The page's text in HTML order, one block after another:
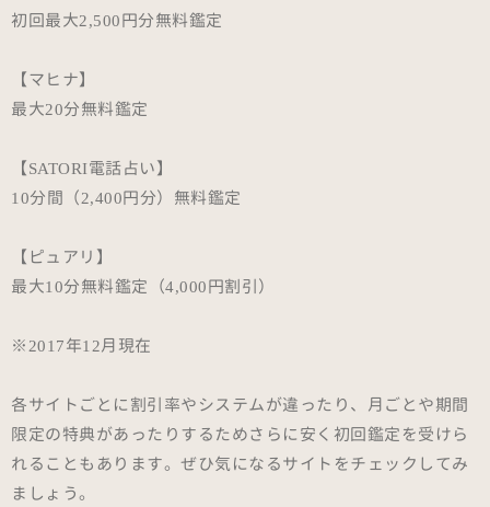
初回最大2,500円分無料鑑定
【マヒナ】
最大20分無料鑑定
【SATORI電話占い】
10分間（2,400円分）無料鑑定
【ピュアリ】
最大10分無料鑑定（4,000円割引）
※2017年12月現在
各サイトごとに割引率やシステムが違ったり、月ごとや期間
限定の特典があったりするためさらに安く初回鑑定を受けら
れることもあります。ぜひ気になるサイトをチェックしてみ
ましょう。